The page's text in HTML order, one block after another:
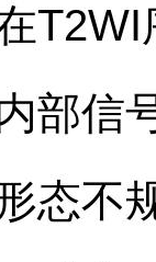
部信
态不